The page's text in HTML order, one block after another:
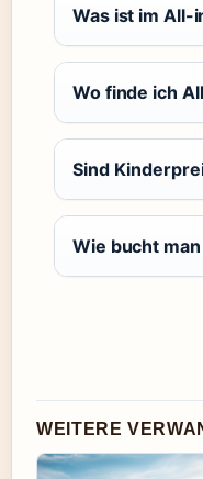
Was ist im All-
Wo finde ich
Sind
Wie bucht
WEITERE